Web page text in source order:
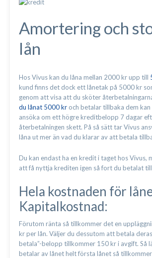
Amortering och
lån
Hos Vivus kan du låna mellan 2000 kr upp till
kund finns det dock ett lånetak på 5000 kr
genom att visa att du sköter
du lånat 5000 kr och betalar tillbaka dem
ansöka om ett högre kreditbelopp 7 dagar
återbetalningen skett. På så sätt tar Vivus
låna ut mer än vad du klarar av att betala
Du kan endast ha en kredit i taget hos Vivus,
att få nyttja krediten igen så fort du betalat
Hela kostnaden för
Kapitalkostnad:
Förutom ränta så tillkommer det en
kr per lån. Väljer du dessutom att betala
betala”-belopp tillkommer 150 kr i avgift. Så
betalar av lånet helt första lånet så